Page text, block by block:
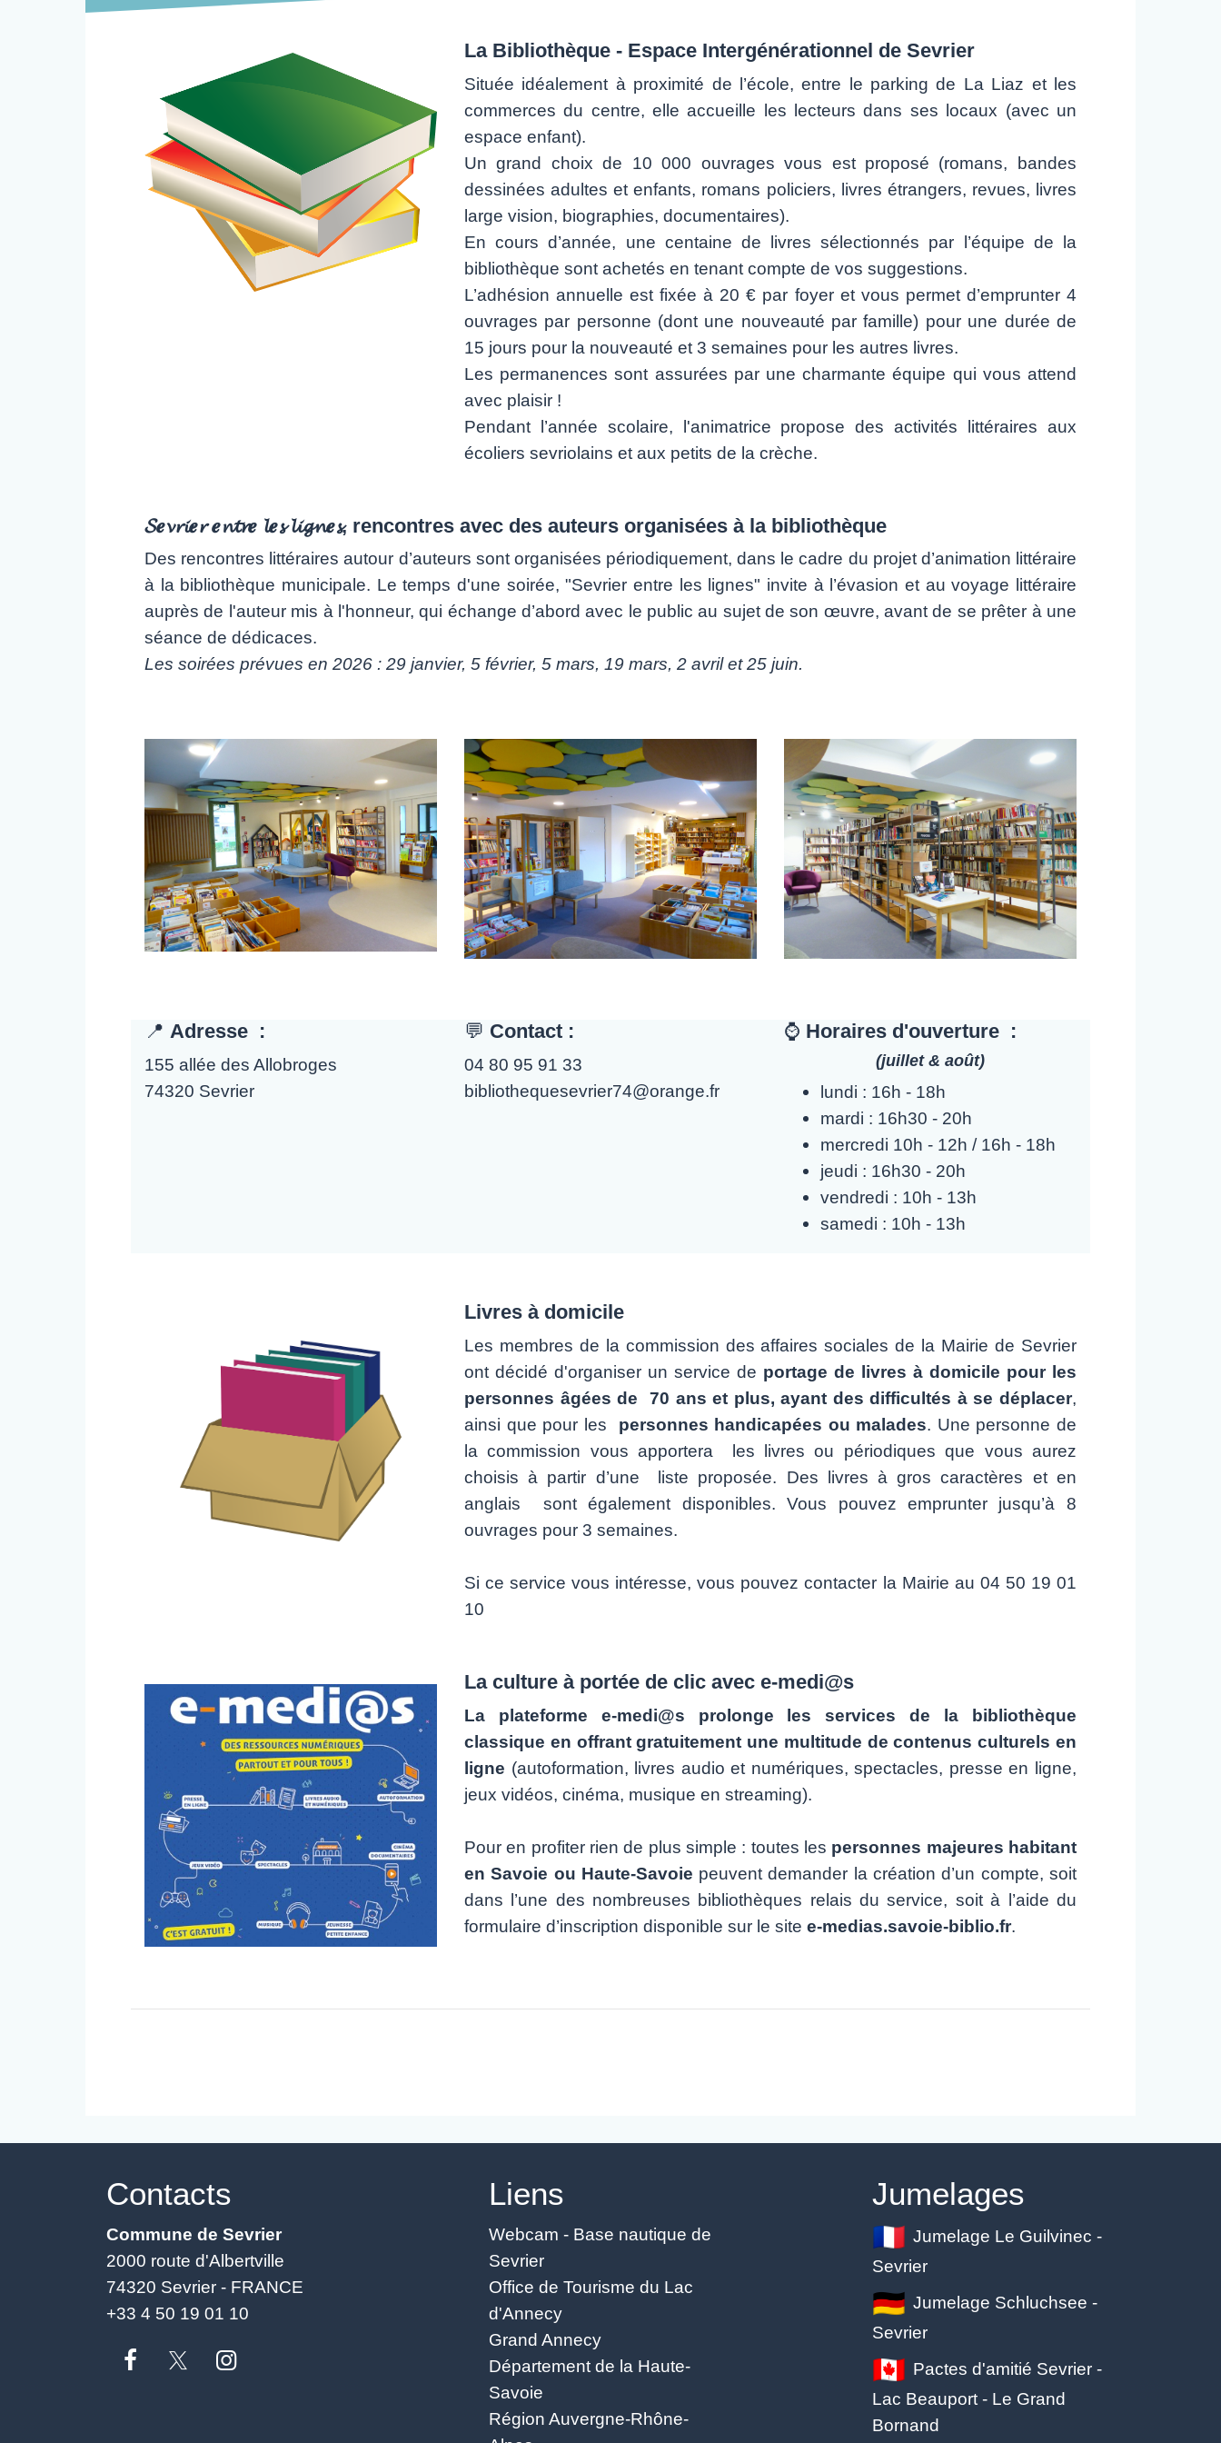
La Bibliothèque - Espace Intergénérationnel de Sevrier
Située idéalement à proximité de l’école, entre le parking de La Liaz et les
commerces du centre, elle accueille les lecteurs dans ses locaux (avec un
espace enfant).
Un grand choix de 10 000 ouvrages vous est proposé (romans, bandes
dessinées adultes et enfants, romans policiers, livres étrangers, revues, livres
large vision, biographies, documentaires).
En cours d’année, une centaine de livres sélectionnés par l’équipe de la
bibliothèque sont achetés en tenant compte de vos suggestions.
L’adhésion annuelle est fixée à 20 € par foyer et vous permet d’emprunter 4
ouvrages par personne (dont une nouveauté par famille) pour une durée de
15 jours pour la nouveauté et 3 semaines pour les autres livres.
Les permanences sont assurées par une charmante équipe qui vous attend
avec plaisir !
Pendant l’année scolaire, l'animatrice propose des activités littéraires aux
écoliers sevriolains et aux petits de la crèche.
𝓢𝒆𝓿𝓻𝓲𝒆𝓻 𝒆𝓷𝓽𝓻𝒆 𝓵𝒆𝓼 𝓵𝓲𝓰𝓷𝒆𝓼, rencontres avec des auteurs organisées à la bibliothèque
Des rencontres littéraires autour d’auteurs sont organisées périodiquement, dans le cadre du projet d’animation littéraire
à la bibliothèque municipale. Le temps d'une soirée, "Sevrier entre les lignes" invite à l’évasion et au voyage littéraire
auprès de l'auteur mis à l'honneur, qui échange d’abord avec le public au sujet de son œuvre, avant de se prêter à une
séance de dédicaces.
Les soirées prévues en 2026 : 29 janvier, 5 février, 5 mars, 19 mars, 2 avril et 25 juin.
📍Adresse :
155 allée des Allobroges
74320 Sevrier
💬 Contact :
04 80 95 91 33
bibliothequesevrier74@orange.fr
⌚️ Horaires d'ouverture :
(juillet & août)
lundi : 16h - 18h
mardi : 16h30 - 20h
mercredi 10h - 12h / 16h - 18h
jeudi : 16h30 - 20h
vendredi : 10h - 13h
samedi : 10h - 13h
Livres à domicile
Les membres de la commission des affaires sociales de la Mairie de Sevrier
ont décidé d'organiser un service de portage de livres à domicile pour les
personnes âgées de 70 ans et plus, ayant des difficultés à se déplacer,
ainsi que pour les personnes handicapées ou malades. Une personne de
la commission vous apportera les livres ou périodiques que vous aurez
choisis à partir d’une liste proposée. Des livres à gros caractères et en
anglais sont également disponibles. Vous pouvez emprunter jusqu’à 8
ouvrages pour 3 semaines.
Si ce service vous intéresse, vous pouvez contacter la Mairie au 04 50 19 01
10
La culture à portée de clic avec e-medi@s
La plateforme e-medi@s prolonge les services de la bibliothèque
classique en offrant gratuitement une multitude de contenus culturels en
ligne (autoformation, livres audio et numériques, spectacles, presse en ligne,
jeux vidéos, cinéma, musique en streaming).
Pour en profiter rien de plus simple : toutes les personnes majeures habitant
en Savoie ou Haute-Savoie peuvent demander la création d’un compte, soit
dans l’une des nombreuses bibliothèques relais du service, soit à l’aide du
formulaire d’inscription disponible sur le sitee-medias.savoie-biblio.fr.
Contacts
Commune de Sevrier
2000 route d'Albertville
74320 Sevrier - FRANCE
+33 4 50 19 01 10
Liens
Webcam - Base nautique de
Sevrier
Office de Tourisme du Lac
d'Annecy
Grand Annecy
Département de la Haute-
Savoie
Région Auvergne-Rhône-
Jumelages
Jumelage Le Guilvinec -
Sevrier
Jumelage Schluchsee -
Sevrier
Pactes d'amitié Sevrier -
Lac Beauport - Le Grand
Bornand